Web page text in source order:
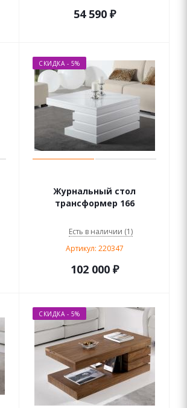
54 590₽
СКИДКА - 5%
Журнальный стол
трансформер 166
Есть в наличии (1)
Артикул: 220347
102 000₽
СКИДКА - 5%